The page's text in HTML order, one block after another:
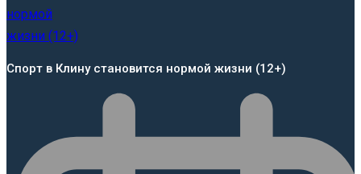
Спорт в Клину становится нормой жизни (12+)